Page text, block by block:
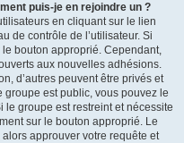
puis-je en rejoindre un ?
en cliquant sur le lien
de contrôle de l’utilisateur. Si
bouton approprié. Cependant,
aux nouvelles adhésions.
d’autres peuvent être privés et
groupe est public, vous pouvez le
groupe est restreint et nécessite
sur le bouton approprié. Le
approuver votre requête et